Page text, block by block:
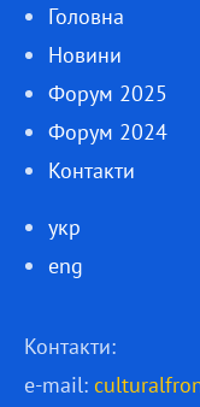
Головна
Новини
Форум 2025
Форум 2024
Контакти
укр
eng
Контакти:
e-mail: